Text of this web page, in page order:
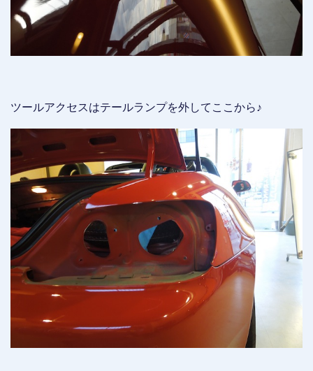
ツールアクセスはテールランプを外してここから♪